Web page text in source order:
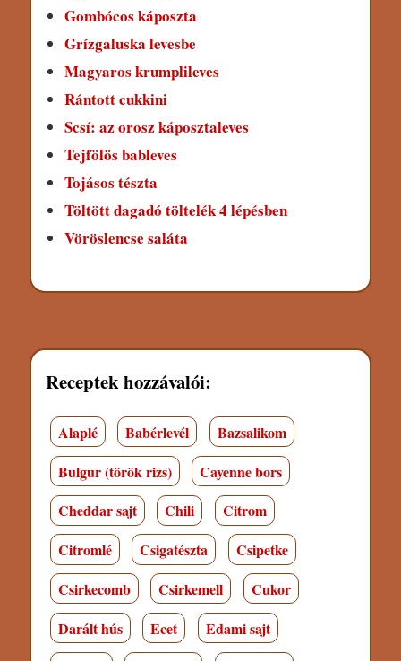
Gombócos káposzta
Grízgaluska levesbe
Magyaros krumplileves
Rántott cukkini
Scsí: az orosz káposztaleves
Tejfölös bableves
Tojásos tészta
Töltött dagadó töltelék 4 lépésben
Vöröslencse saláta
Receptek hozzávalói:
Alaplé Babérlevél
Bazsalikom
Bulgur (török rizs)
Cayenne bors
Cheddar sajt
Chili
Citrom
Citromlé
Csigatészta
Csipetke
Csirkecomb
Csirkemell
Cukor
Darált hús
Ecet
Edami sajt